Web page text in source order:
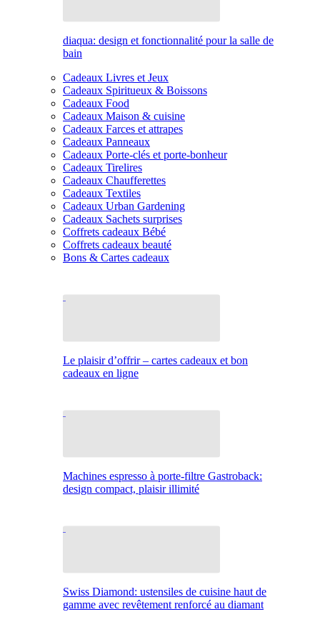
diaqua: design et fonctionnalité pour la salle de
bain
Cadeaux Livres et Jeux
Cadeaux Spiritueux & Boissons
Cadeaux Food
Cadeaux Maison & cuisine
Cadeaux Farces et attrapes
Cadeaux Panneaux
Cadeaux Porte-clés et porte-bonheur
Cadeaux Tirelires
Cadeaux Chaufferettes
Cadeaux Textiles
Cadeaux Urban Gardening
Cadeaux Sachets surprises
Coffrets cadeaux Bébé
Coffrets cadeaux beauté
Bons & Cartes cadeaux
Le plaisir d’offrir – cartes cadeaux et bon
cadeaux en ligne
Machines espresso à porte-filtre Gastroback:
design compact, plaisir illimité
Swiss Diamond: ustensiles de cuisine haut de
gamme avec revêtement renforcé au diamant